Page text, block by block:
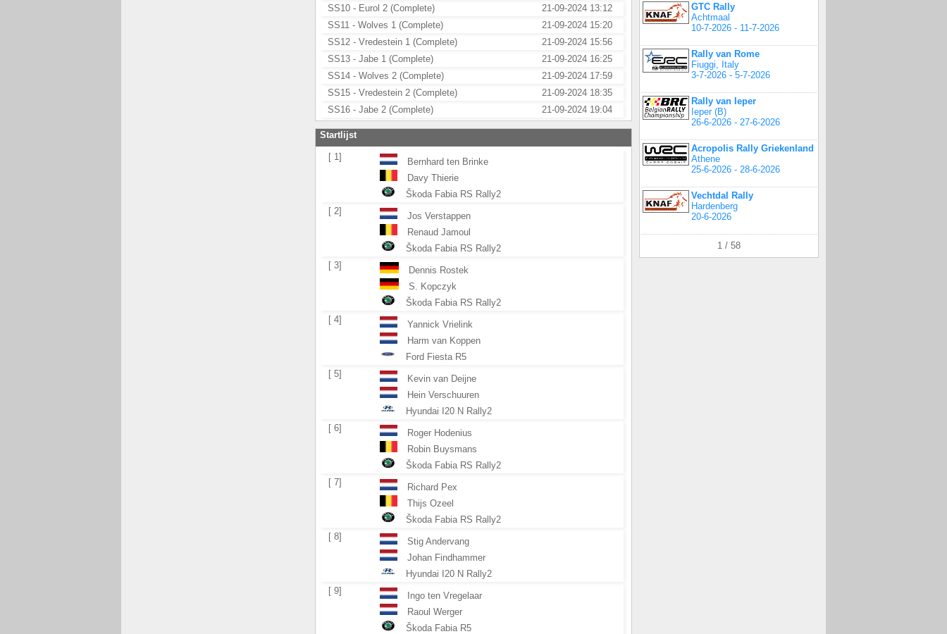
SS10 - Eurol 2 (Complete)
21-09-2024 13:12
SS11 - Wolves 1 (Complete)
21-09-2024 15:20
SS12 - Vredestein 1 (Complete)
21-09-2024 15:56
SS13 - Jabe 1 (Complete)
21-09-2024 16:25
SS14 - Wolves 2 (Complete)
21-09-2024 17:59
SS15 - Vredestein 2 (Complete)
21-09-2024 18:35
SS16 - Jabe 2 (Complete)
21-09-2024 19:04
Startlijst
[ 1]
Bernhard ten Brinke
Davy Thierie
Škoda Fabia RS Rally2
[ 2]
Jos Verstappen
Renaud Jamoul
Škoda Fabia RS Rally2
[ 3]
Dennis Rostek
S. Kopczyk
Škoda Fabia RS Rally2
[ 4]
Yannick Vrielink
Harm van Koppen
Ford Fiesta R5
[ 5]
Kevin van Deijne
Hein Verschuuren
Hyundai I20 N Rally2
[ 6]
Roger Hodenius
Robin Buysmans
Škoda Fabia RS Rally2
[ 7]
Richard Pex
Thijs Ozeel
Škoda Fabia RS Rally2
[ 8]
Stig Andervang
Johan Findhammer
Hyundai I20 N Rally2
[ 9]
Ingo ten Vregelaar
Raoul Werger
Škoda Fabia R5
GTC Rally
Achtmaal
10-7-2026 - 11-7-2026
Rally van Rome
Fiuggi, Italy
3-7-2026 - 5-7-2026
Rally van Ieper
Ieper (B)
26-6-2026 - 27-6-2026
Acropolis Rally Griekenland
Athene
25-6-2026 - 28-6-2026
Vechtdal Rally
Hardenberg
20-6-2026
1 / 58